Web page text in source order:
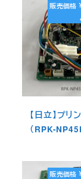
販売価格
【日立】プリ
（RPK-
販売価格